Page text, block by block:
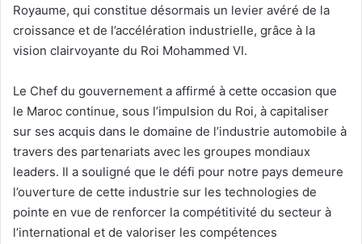
Royaume, qui constitue désormais un levier avéré de la
croissance et de l’accélération industrielle, grâce à la
vision clairvoyante du Roi Mohammed VI.
Le Chef du gouvernement a affirmé à cette occasion que
le Maroc continue, sous l’impulsion du Roi, à capitaliser
sur ses acquis dans le domaine de l’industrie automobile à
travers des partenariats avec les groupes mondiaux
leaders. Il a souligné que le défi pour notre pays demeure
l’ouverture de cette industrie sur les technologies de
pointe en vue de renforcer la compétitivité du secteur à
l’international et de valoriser les compétences